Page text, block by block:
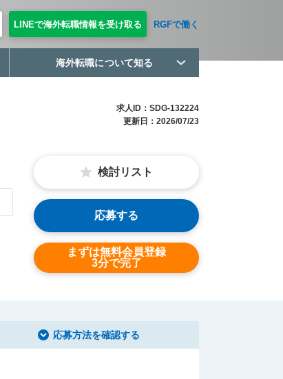
LINEで海外転職情報を受け取る RGFで働く
海外転職について知る
求人ID：SDG-132224
更新日：2026/07/23
検討リスト
応募する
まずは無料会員登録
3分で完了
応募方法を確認する